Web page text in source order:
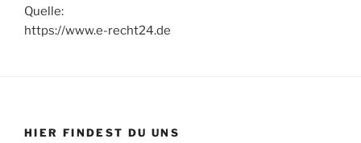
Quelle:
https://www.e-recht24.de
HIER FINDEST DU UNS